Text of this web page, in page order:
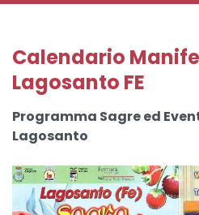
Tipologia
Calendario
Lagosanto FE
Programma Sagre ed
Lagosanto